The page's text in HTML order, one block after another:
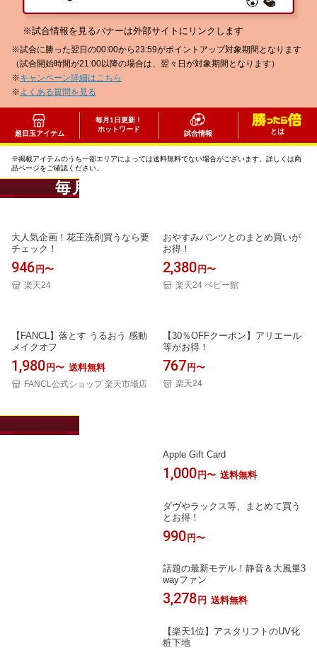
※試合情報を見るバナーは外部サイトにリンクします
※試合に勝った翌日の00:00から23:59がポイントアップ対象期間となります
（試合開始時間が21:00以降の場合は、翌々日が対象期間となります）
※キャンペーン詳細はこちら
※ よくある質問を見る
超目玉アイテム
毎月1日更新！
ホットワード
試合情報 とは
※掲載アイテムのうち一部エリアによっては送料無料でない場合がございます。詳しくは商
品ページをご確認ください。
毎月更新！超目玉アイテム
大人気企画！花王洗剤買うなら要
チェック！
946円〜
楽天24
おやすみパンツとのまとめ買いが
お得！
2,380円〜
楽天24 ベビー館
【FANCL】落とす うるおう 感動
メイクオフ
1,980円〜 送料無料
FANCL公式ショップ 楽天市場店
【30％OFFクーポン】アリエール
等がお得！
767円〜
楽天24
Apple Gift Card
1,000円〜 送料無料
ダヴやラックス等、まとめて買う
とお得！
990円〜
話題の最新モデル！静音＆大風量3
wayファン
3,278円 送料無料
【楽天1位】アスタリフトのUV化
粧下地